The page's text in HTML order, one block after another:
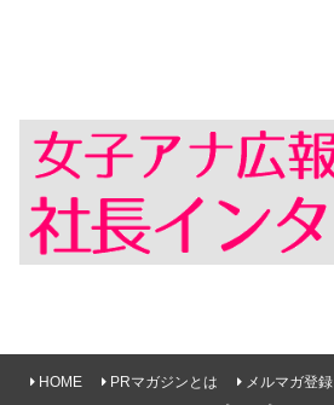
HOME PRマガジンとは メルマガ登録